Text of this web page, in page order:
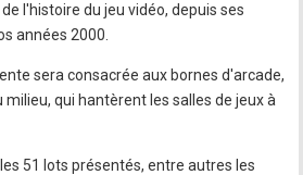
l'histoire du jeu vidéo, depuis ses
années 2000.
sera consacrée aux bornes d'arcade,
qui hantèrent les salles de jeux à
51 lots présentés, entre autres les